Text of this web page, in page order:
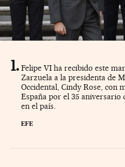
Felipe VI ha recibido este
Zarzuela a la presidenta de
Occidental, Cindy Rose, con
España por el 35 aniversario
en el país.
EFE